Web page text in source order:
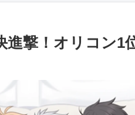
進撃！オリコン1